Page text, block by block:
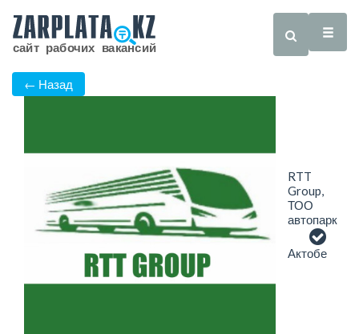
← Назад
RTT
Group,
ТОО
автопарк
Актобе